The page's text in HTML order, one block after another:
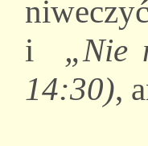
i „Nie
14:30),